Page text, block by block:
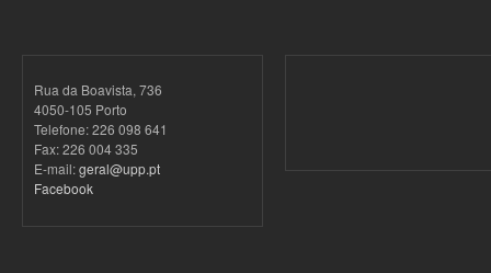
Rua da Boavista, 736
4050-105 Porto
Telefone: 226 098 641
Fax: 226 004 335
E-mail:geral@upp.pt
Facebook